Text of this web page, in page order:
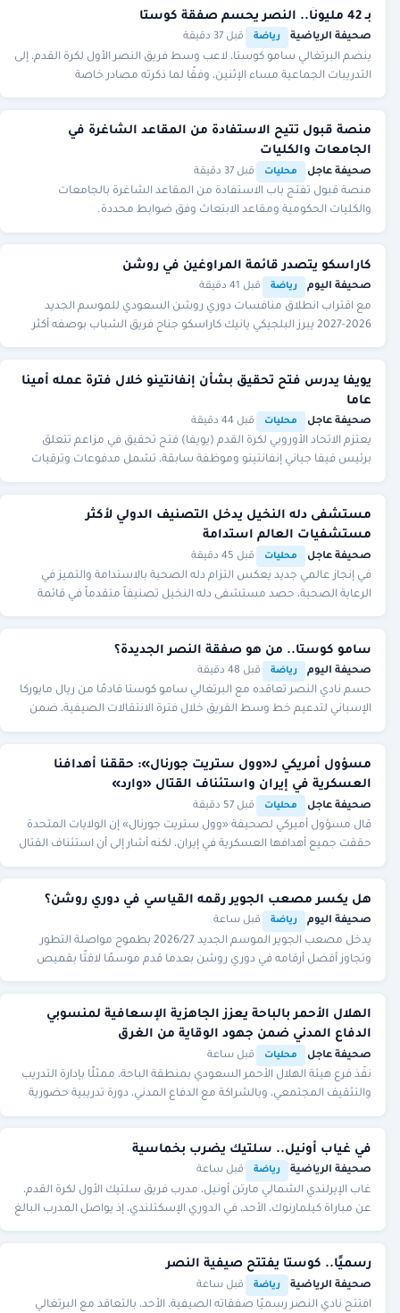
بـ 42 مليونًا.. النصر يحسم صفقة كوستا
صحيفة الرياضية رياضة قبل 37 دقيقة
ينضم البرتغالي سامو كوستا، لاعب وسط فريق النصر الأول لكرة القدم، إلى
التدريبات الجماعية مساء الإثنين، وفقًا لما ذكرته مصادر خاصة
منصة قبول تتيح الاستفادة من المقاعد الشاغرة في
الجامعات والكليات
صحيفة عاجل محليات قبل 37 دقيقة
منصة قبول تفتح باب الاستفادة من المقاعد الشاغرة بالجامعات
والكليات الحكومية ومقاعد الابتعاث وفق ضوابط محددة.
كاراسكو يتصدر قائمة المراوغين في روشن
صحيفة اليوم رياضة قبل 41 دقيقة
مع اقتراب انطلاق منافسات دوري روشن السعودي للموسم الجديد
2026-2027 يبرز البلجيكي يانيك كاراسكو جناح فريق الشباب بوصفه أكثر
يويفا يدرس فتح تحقيق بشأن إنفانتينو خلال فترة عمله أمينا
عاما
صحيفة عاجل محليات قبل 44 دقيقة
يعتزم الاتحاد الأوروبي لكرة القدم (يويفا) فتح تحقيق في مزاعم تتعلق
برئيس فيفا جياني إنفانتينو وموظفة سابقة، تشمل مدفوعات وترقيات
مستشفى دله النخيل يدخل التصنيف الدولي لأكثر
مستشفيات العالم استدامة
صحيفة عاجل محليات قبل 45 دقيقة
في إنجاز عالمي جديد يعكس التزام دله الصحية بالاستدامة والتميز في
الرعاية الصحية، حصد مستشفى دله النخيل تصنيفاً متقدماً في قائمة
أفضل المستشفيات الخضراء في العال
سامو كوستا.. من هو صفقة النصر الجديدة؟
صحيفة اليوم رياضة قبل 48 دقيقة
حسم نادي النصر تعاقده مع البرتغالي سامو كوستا قادمًا من ريال مايوركا
الإسباني لتدعيم خط وسط الفريق خلال فترة الانتقالات الصيفية، ضمن
مسؤول أمريكي لـ«وول ستريت جورنال»: حققنا أهدافنا
العسكرية في إيران واستئناف القتال «وارد»
صحيفة عاجل محليات قبل 57 دقيقة
قال مسؤول أميركي لصحيفة «وول ستريت جورنال» إن الولايات المتحدة
حققت جميع أهدافها العسكرية في إيران، لكنه أشار إلى أن استئناف القتال
هل يكسر مصعب الجوير رقمه القياسي في دوري روشن؟
صحيفة اليوم رياضة قبل ساعة
يدخل مصعب الجوير الموسم الجديد 2026/27 بطموح مواصلة التطور
وتجاوز أفضل أرقامه في دوري روشن بعدما قدم موسمًا لافتًا بقميص
الهلال الأحمر بالباحة يعزز الجاهزية الإسعافية لمنسوبي
الدفاع المدني ضمن جهود الوقاية من الغرق
صحيفة عاجل محليات قبل ساعة
نفّذ فرع هيئة الهلال الأحمر السعودي بمنطقة الباحة، ممثلًا بإدارة التدريب
والتثقيف المجتمعي، وبالشراكة مع الدفاع المدني، دورة تدريبية حضورية
في غياب أونيل.. سلتيك يضرب بخماسية
صحيفة الرياضية رياضة قبل ساعة
غاب الإيرلندي الشمالي مارتن أونيل، مدرب فريق سلتيك الأول لكرة القدم،
عن مباراة كيلمارنوك، الأحد، في الدوري الإسكتلندي، إذ يواصل المدرب البالغ
رسميًا.. كوستا يفتتح صيفية النصر
صحيفة الرياضية رياضة قبل ساعة
افتتح نادي النصر رسميًا صفقاته الصيفية، الأحد، بالتعاقد مع البرتغالي